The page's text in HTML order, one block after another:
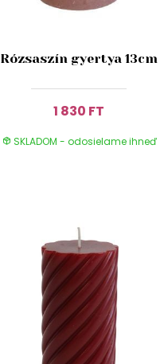
Rózsaszín gyertya 13cm
1 830 FT
SKLADOM - odosielame ihneď